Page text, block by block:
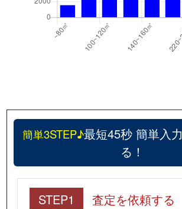
簡単3STEP♪最短45秒 簡単入
る！
STEP1 査定を依頼する